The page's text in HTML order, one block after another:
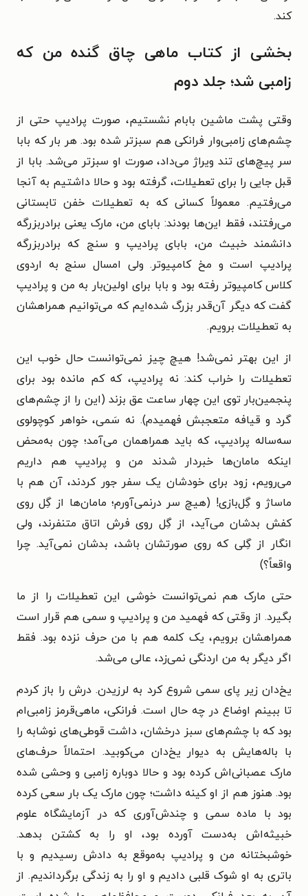
کند.
بخشی از کتاب ماهی چاق گنده من که
زامبی شد؛ جلد دوم
وقتی پشت ماشین بابام نشستیم، صورت پرادیپ حتی از
چشم‌های زامبی‌وار فرانکی هم سبزتر شده بود. هر بار که بابا
سر پیچ‌های تند ویراژ می‌داد، صورت او سبزتر می‌شد. بابا از
قبل جایی را برای تعطیلات، گرفته بود و حالا داشتیم به آنجا
می‌رفتیم. معمولاً کسانی که به تعطیلات خفن تابستانی
می‌رفتند، فقط این‌ها بودند: بابای من، مارک یعنی برادربزرگه
دانشمند خبیث من، بابای پرادیپ و سنج که برادربزرگه
پرادیپ است و مخ کامپیوتر. ولی امسال سنج به اردوی
کلاس کامپیوتر رفته بود و بابا برای اولین‌بار به من و پرادیپ
گفت که دیگر آن‌قدر بزرگ شده‌ایم که می‌توانیم همراهشان
به تعطیلات برویم.
از این بهتر نمی‌شد! هیچ چیز نمی‌توانست حال خوب این
تعطیلات را خراب کند: نه پرادیپ، که کم مانده بود برای
پنجمین‌بار توی این چهار ساعت عق بزند (این را از چشم‌های
گرد و قیافه متعجبش فهمیدم). نه سَمی، خواهر کوچولوی
سه‌ساله پرادیپ، که باید همراهمان می‌آمد؛ چون به‌محض
اینکه مامان‌ها خبردار شدند من و پرادیپ هم داریم
می‌رویم، زود برای خودشان یک سفر جور کردند، آن هم با
ماساژ و گِل‌بازی! (هیچ سر درنمی‌آورم؛ مامان‌ها از گِل روی
کفش بدشان می‌آید، از گِل روی فرش اتاق متنفرند، ولی
انگار از گِلی که روی صورتشان باشد، بدشان نمی‌آید. چرا
واقعاً؟)
حتی مارک هم نمی‌توانست خوشی این تعطیلات را از ما
بگیرد. از وقتی که فهمید من و پرادیپ و سمی هم قرار است
همراهشان برویم، یک کلمه هم با من حرف نزده بود. فقط
اگر دیگر به من اردنگی نمی‌زد، عالی می‌شد.
یخ‌دان زیر پای سمی شروع کرد به لرزیدن. درش را باز کردم
تا ببینم اوضاع در چه حال است. فرانکی، ماهی‌قرمز زامبی‌ام
بود که با چشم‌های سبز درخشان، داشت قوطی‌های نوشابه را
با باله‌هایش به دیوار یخ‌دان می‌کوبید. احتمالاً حرف‌های
مارک عصبانی‌اش کرده بود و حالا دوباره زامبی و وحشی شده
بود. هنوز هم از او کینه داشت؛ چون مارک یک بار سعی کرده
بود با ماده سمی و چندش‌آوری که در آزمایشگاه علوم
خبیثه‌اش به‌دست آورده بود، او را به کشتن بدهد.
خوشبختانه من و پرادیپ به‌موقع به دادش رسیدیم و با
باتری به او شوک قلبی دادیم و او را به زندگی برگرداندیم. از